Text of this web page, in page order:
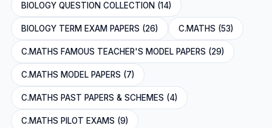
BIOLOGY QUESTION COLLECTION (14)
BIOLOGY TERM EXAM PAPERS (26) C.MATHS (53)
C.MATHS FAMOUS TEACHER'S MODEL PAPERS (29)
C.MATHS MODEL PAPERS (7)
C.MATHS PAST PAPERS & SCHEMES (4)
C.MATHS PILOT EXAMS (9)